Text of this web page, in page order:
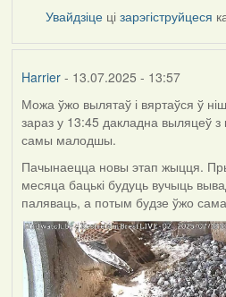
Увайдзіце цізарэгіструйцеся
Harrier- 13.07.2025 - 13:57
Можа ўжо вылятаў і вяртаўся ў
зараз у 13:45 дакладна выляцеў з
самы малодшы.
Пачынаецца новы этап жыцця.
месяца бацькі будуць вучыць
паляваць, а потым будзе ўжо